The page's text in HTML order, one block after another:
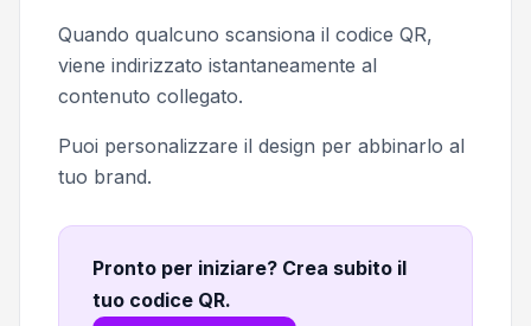
Quando qualcuno scansiona il codice QR,
viene indirizzato istantaneamente al
contenuto collegato.
Puoi personalizzare il design per abbinarlo al
tuo brand.
Pronto per iniziare? Crea subito il
tuo codice QR.